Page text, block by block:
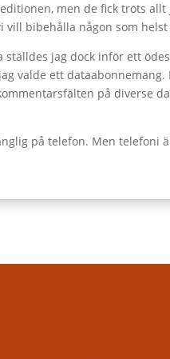
men de fick trots
bibehålla någon som
jag dock inför ett
valde ett
på diverse
på telefon. Men telefoni